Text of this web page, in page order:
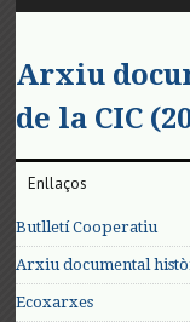
Arxiu
de la CIC
Enllaços
Butlletí Cooperatiu
Arxiu documental
Ecoxarxes